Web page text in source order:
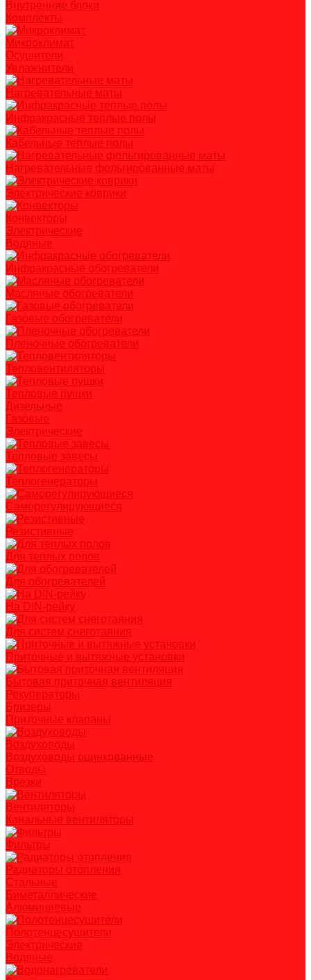
Внутренние блоки
Комплекты
Микроклимат
Осушители
Увлажнители
Нагревательные маты
Инфракрасные теплые полы
Кабельные теплые полы
Нагревательные фольгированные маты
Электрические коврики
Конвекторы
Электрические
Водяные
Инфракрасные обогреватели
Масляные обогреватели
Газовые обогреватели
Пленочные обогреватели
Тепловентиляторы
Тепловые пушки
Дизельные
Газовые
Электрические
Тепловые завесы
Теплогенераторы
Саморегулирующиеся
Резистивные
Для теплых полов
Для обогревателей
На DIN-рейку
Для систем снеготаяния
Приточные и вытяжные установки
Бытовая приточная вентиляция
Рекуператоры
Бризеры
Приточные клапаны
Воздуховоды
Воздуховоды оцинкованные
Отводы
Врезки
Вентиляторы
Канальные вентиляторы
Фильтры
Радиаторы отопления
Стальные
Биметаллические
Алюминиевые
Полотенцесушители
Электрические
Водяные